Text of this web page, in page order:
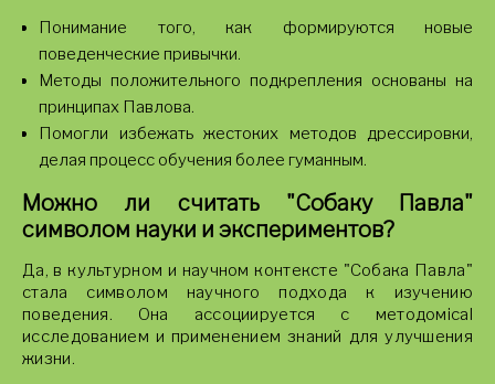
Понимание того, как формируются новые
поведенческие привычки.
Методы положительного подкрепления основаны на
принципах Павлова.
Помогли избежать жестоких методов дрессировки,
делая процесс обучения более гуманным.
Можно ли считать "Собаку Павла"
символом науки и экспериментов?
Да, в культурном и научном контексте "Собака Павла"
стала символом научного подхода к изучению
поведения. Она ассоциируется с методомical
исследованием и применением знаний для улучшения
жизни.